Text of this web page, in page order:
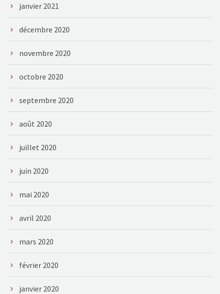
janvier 2021
décembre 2020
novembre 2020
octobre 2020
septembre 2020
août 2020
juillet 2020
juin 2020
mai 2020
avril 2020
mars 2020
février 2020
janvier 2020